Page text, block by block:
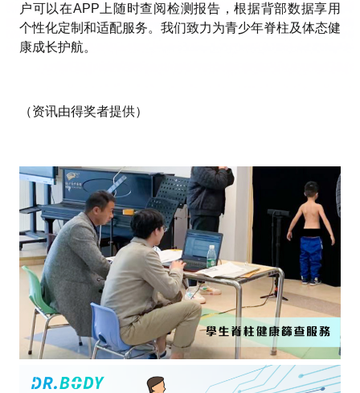
户可以在APP上随时查阅检测报告，根据背部数据享用
个性化定制和适配服务。我们致力为青少年脊柱及体态健
康成长护航。
（资讯由得奖者提供）